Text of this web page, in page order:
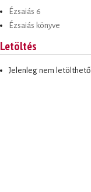
Ézsaiás 6
Ézsaiás könyve
Letöltés
Jelenleg nem letölthető.